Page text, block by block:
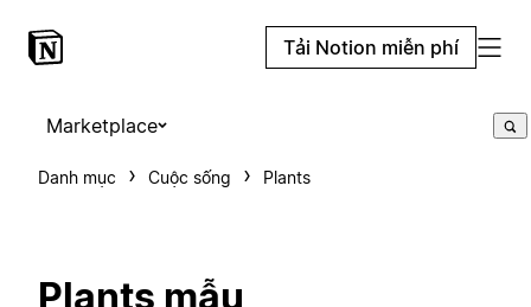
Tải Notion miễn phí
Marketplace
Danh mục Cuộc sống Plants
Plants mẫu